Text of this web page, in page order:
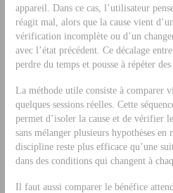
appareil. Dans ce cas, l’utilisateur
réagit mal, alors que la cause vient
vérification incomplète ou d’un
avec l’état précédent. Ce décalage
perdre du temps et pousse à répéter
La méthode utile consiste à comparer
quelques sessions réelles. Cette
permet d’isoler la cause et de vérifier
sans mélanger plusieurs hypothèses
discipline reste plus efficace qu’une
dans des conditions qui changent à
Il faut aussi comparer le bénéfice